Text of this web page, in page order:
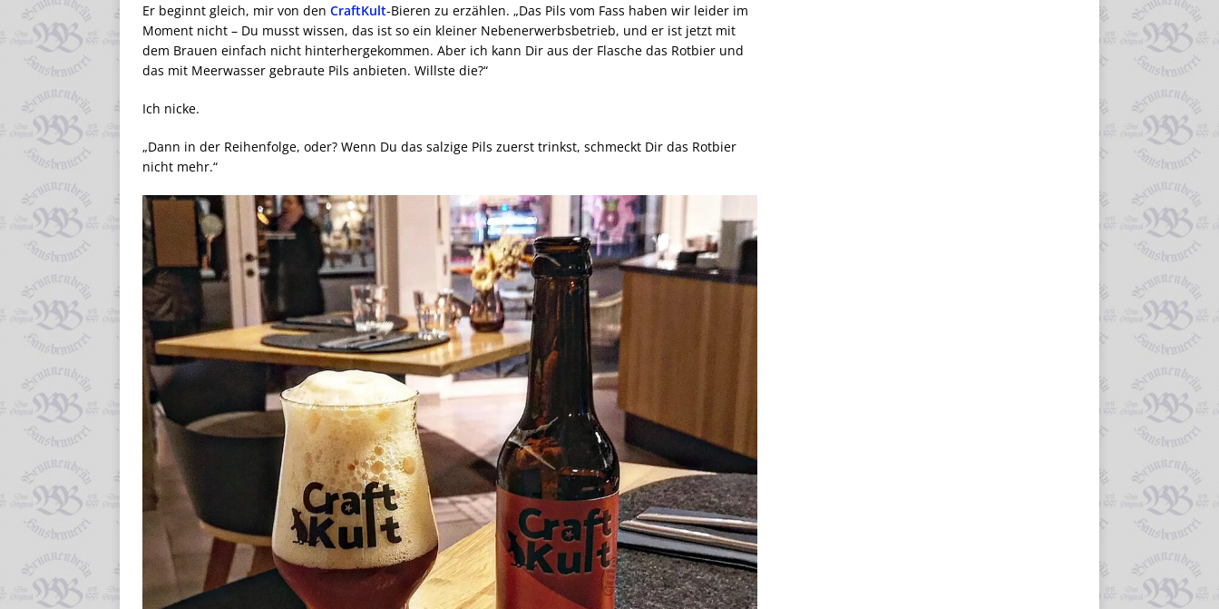
Er beginnt gleich, mir von den CraftKult-Bieren zu erzählen. „Das Pils vom Fass haben wir leider im
Moment nicht – Du musst wissen, das ist so ein kleiner Nebenerwerbsbetrieb, und er ist jetzt mit
dem Brauen einfach nicht hinterhergekommen. Aber ich kann Dir aus der Flasche das Rotbier und
das mit Meerwasser gebraute Pils anbieten. Willste die?“
Ich nicke.
„Dann in der Reihenfolge, oder? Wenn Du das salzige Pils zuerst trinkst, schmeckt Dir das Rotbier
nicht mehr.“